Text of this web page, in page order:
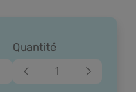
Quantité